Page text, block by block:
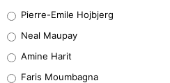
5%
1%
Pierre-Emile Hojbjerg
Neal Maupay
Amine Harit
Faris Moumbagna